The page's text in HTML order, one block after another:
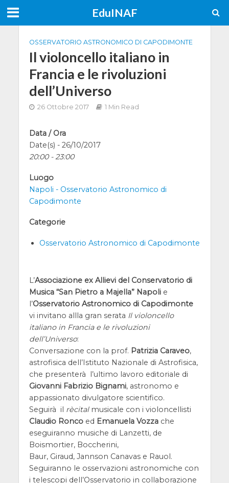
EduINAF
OSSERVATORIO ASTRONOMICO DI CAPODIMONTE
Il violoncello italiano in
Francia e le rivoluzioni
dell’Universo
26 Ottobre 2017 1 Min Read
Data / Ora
Date(s) - 26/10/2017
20:00 - 23:00
Luogo
Napoli - Osservatorio Astronomico di
Capodimonte
Categorie
Osservatorio Astronomico di Capodimonte
L’Associazione ex Allievi del Conservatorio di
Musica “San Pietro a Majella” Napolie
l’Osservatorio Astronomico di Capodimonte
vi invitano allla gran serata Il violoncello
italiano in Francia e le rivoluzioni
dell’Universo:
Conversazione con la prof. Patrizia Caraveo,
astrofisica dell’Istituto Nazionale di Astrofisica,
che presenterà l’ultimo lavoro editoriale di
Giovanni Fabrizio Bignami, astronomo e
appassionato divulgatore scientifico.
Seguirà il rècitalmusicale con i violoncellisti
Claudio Roncoed Emanuela Vozzache
eseguiranno musiche di Lanzetti, de
Boismortier, Boccherini,
Baur, Giraud, Jannson Canavas e Rauol.
Seguiranno le osservazioni astronomiche con
i telescopi dell’Osservatorio in collaborazione